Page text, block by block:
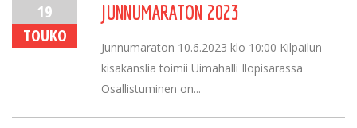
19
TOUKO
JUNNUMARATON 2023
Junnumaraton 10.6.2023 klo 10:00 Kilpailun
kisakanslia toimii Uimahalli Ilopisarassa
Osallistuminen on...